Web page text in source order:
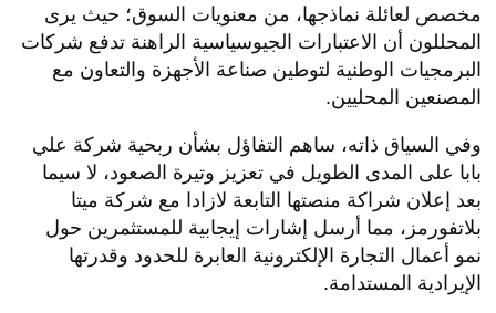
مخصص لعائلة نماذجها، من معنويات السوق؛ حيث يرى
المحللون أن الاعتبارات الجيوسياسية الراهنة تدفع شركات
البرمجيات الوطنية لتوطين صناعة الأجهزة والتعاون مع
المصنعين المحليين.
وفي السياق ذاته، ساهم التفاؤل بشأن ربحية شركة علي
بابا على المدى الطويل في تعزيز وتيرة الصعود، لا سيما
بعد إعلان شراكة منصتها التابعة لازادا مع شركة ميتا
بلاتفورمز، مما أرسل إشارات إيجابية للمستثمرين حول
نمو أعمال التجارة الإلكترونية العابرة للحدود وقدرتها
الإيرادية المستدامة.